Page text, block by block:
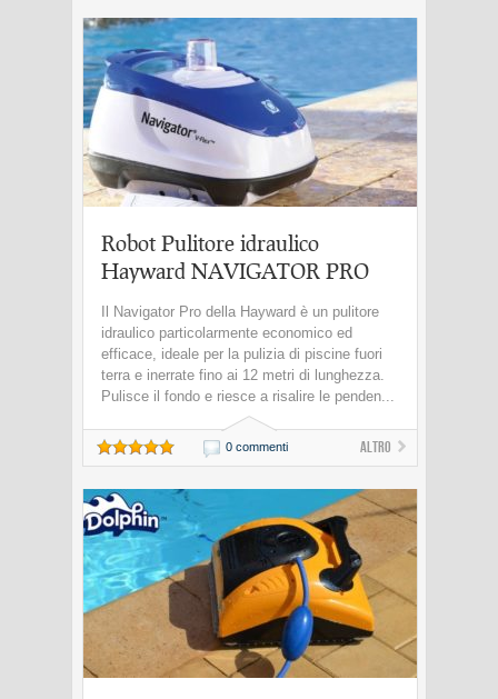
Robot Pulitore idraulico
Hayward NAVIGATOR PRO
Il Navigator Pro della Hayward è un pulitore
idraulico particolarmente economico ed
efficace, ideale per la pulizia di piscine fuori
terra e inerrate fino ai 12 metri di lunghezza.
Pulisce il fondo e riesce a risalire le penden...
0 commenti Altro